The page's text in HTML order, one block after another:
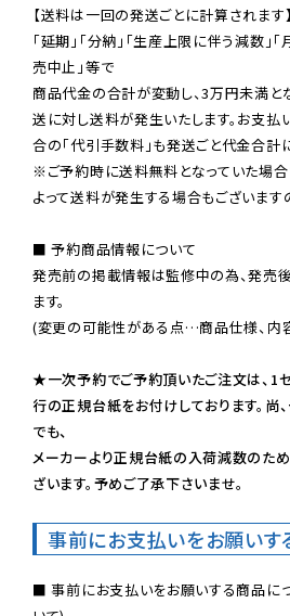
【送料は一回の発送ごとに計算されます】
「延期」「分納」「生産上限に伴う減数」
売中止」等で
商品代金の合計が変動し、3万円未満と
送に対し送料が発生いたします。お支払
※ご予約時に送料無料となっていた場
よって送料が発生する場合もございます
■ 予約商品情報について
発売前の掲載情報は監修中の為、発売
ます。
(変更の可能性がある点…商品仕様、内
★一次予約でご予約頂いたご注文は、1
行の正規台紙をお付けしております。尚
でも、
メーカーより正規台紙の入荷減数のた
ざいます。予めご了承下さいませ。
事前にお支払いをお願いす
■ 事前にお支払いをお願いする商品に